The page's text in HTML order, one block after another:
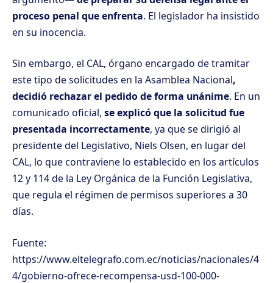
proceso penal que enfrenta. El legislador ha insistido
en su inocencia.
Sin embargo, el CAL, órgano encargado de tramitar
este tipo de solicitudes en la Asamblea Nacional,
decidió rechazar el pedido de forma unánime. En un
comunicado oficial, se explicó que la solicitud fue
presentada incorrectamente, ya que se dirigió al
presidente del Legislativo, Niels Olsen, en lugar del
CAL, lo que contraviene lo establecido en los artículos
12 y 114 de la Ley Orgánica de la Función Legislativa,
que regula el régimen de permisos superiores a 30
días.
Fuente:
https://www.eltelegrafo.com.ec/noticias/nacionales/4
4/gobierno-ofrece-recompensa-usd-100-000-